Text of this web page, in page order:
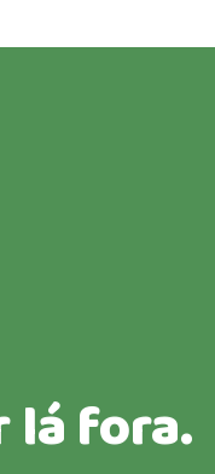
lá fora.